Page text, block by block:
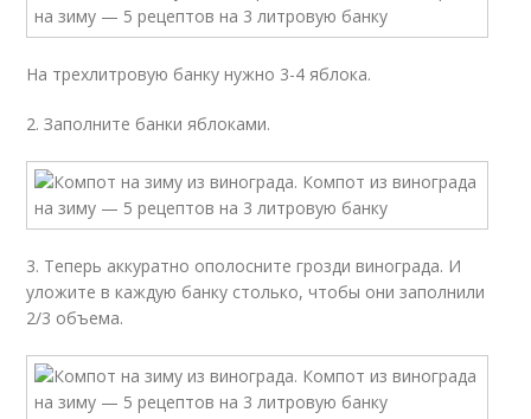
На трехлитровую банку нужно 3-4 яблока.
2. Заполните банки яблоками.
3. Теперь аккуратно ополосните грозди винограда. И
уложите в каждую банку столько, чтобы они заполнили
2/3 объема.